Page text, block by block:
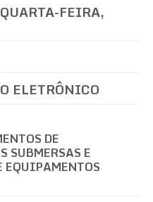
QUARTA-FEIRA,
ELETRÔNICO
DE
SUBMERSAS E
EQUIPAMENTOS